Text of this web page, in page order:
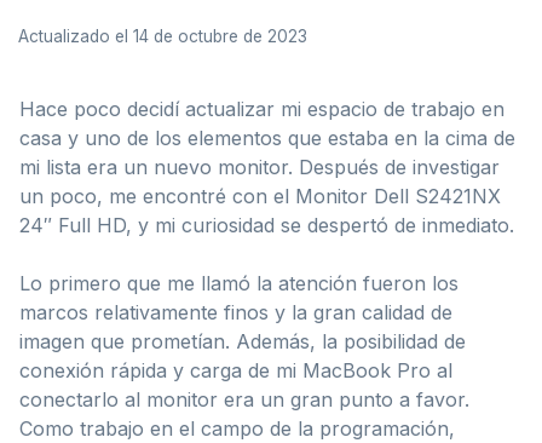
Actualizado el 14 de octubre de 2023
Hace poco decidí actualizar mi espacio de trabajo en
casa y uno de los elementos que estaba en la cima de
mi lista era un nuevo monitor. Después de investigar
un poco, me encontré con el Monitor Dell S2421NX
24″ Full HD, y mi curiosidad se despertó de inmediato.
Lo primero que me llamó la atención fueron los
marcos relativamente finos y la gran calidad de
imagen que prometían. Además, la posibilidad de
conexión rápida y carga de mi MacBook Pro al
conectarlo al monitor era un gran punto a favor.
Como trabajo en el campo de la programación,